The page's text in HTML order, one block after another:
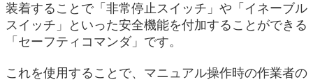
装着することで「非常停止スイッチ」や「イネーブル
スイッチ」といった安全機能を付加することができる
「セーフティコマンダ」です。
これを使用することで、マニュアル操作時の作業者の